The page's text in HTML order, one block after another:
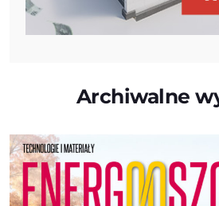
Archiwalne